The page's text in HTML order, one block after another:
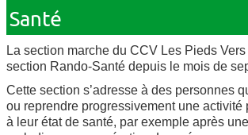
Santé
La section marche du CCV Les Pieds
section Rando-Santé depuis le mois de
Cette section s’adresse à des personnes
ou reprendre progressivement une activité
à leur état de santé, par exemple après